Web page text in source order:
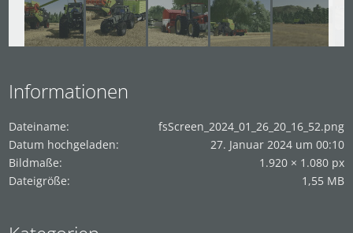
Informationen
Dateiname
fsScreen_2024_01_26_20_16_52.png
Datum hochgeladen
27. Januar 2024 um 00:10
Bildmaße
1.920 × 1.080 px
Dateigröße
1,55 MB